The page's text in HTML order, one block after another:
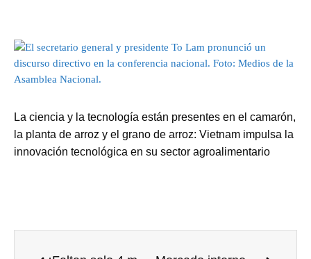
La ciencia y la tecnología están presentes en el camarón,
la planta de arroz y el grano de arroz: Vietnam impulsa la
innovación tecnológica en su sector agroalimentario